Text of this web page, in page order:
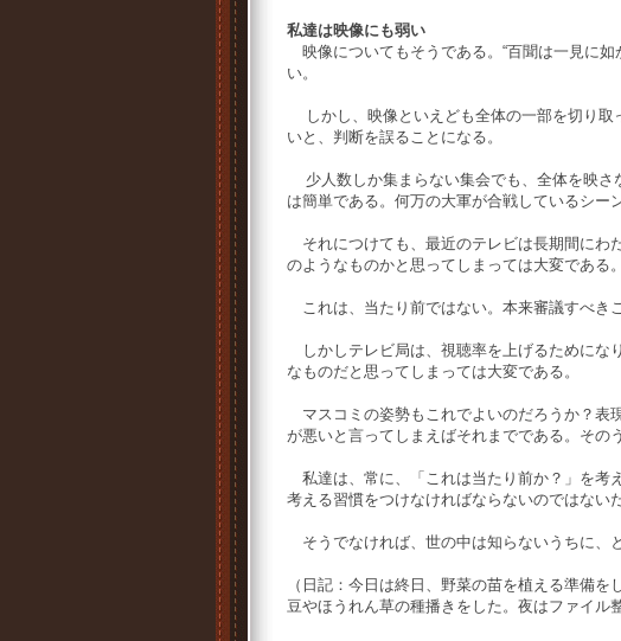
私達は映像にも弱い
映像についてもそうである。“百聞は一見に
い。
しかし、映像といえども全体の一部を切り取
いと、判断を誤ることになる。
少人数しか集まらない集会でも、全体を映さ
は簡単である。何万の大軍が合戦しているシー
それにつけても、最近のテレビは長期間にわ
のようなものかと思ってしまっては大変である。
これは、当たり前ではない。本来審議すべき
しかしテレビ局は、視聴率を上げるためにな
なものだと思ってしまっては大変である。
マスコミの姿勢もこれでよいのだろうか？表
が悪いと言ってしまえばそれまでである。その
私達は、常に、「これは当たり前か？」を考
考える習慣をつけなければならないのではない
そうでなければ、世の中は知らないうちに、
（日記：今日は終日、野菜の苗を植える準備
豆やほうれん草の種播きをした。夜はファイル